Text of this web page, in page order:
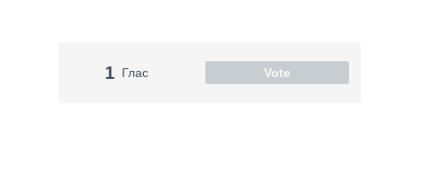
1 Глас Vote